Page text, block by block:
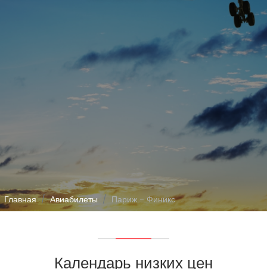
Главная Авиабилеты Париж - Финикс
Календарь низких цен